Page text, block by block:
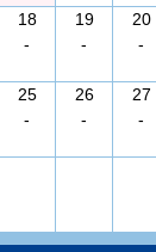
18
-
19
-
20
-
25
-
26
-
27
-